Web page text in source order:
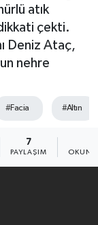
atık
dikkati çekti.
Deniz Ataç,
nehre
#Facia #Altın
7
PAYLAŞIM